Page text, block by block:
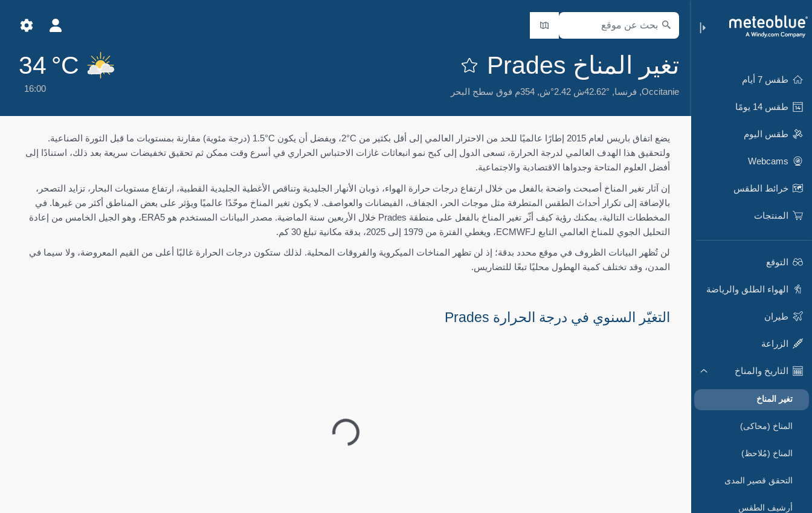
طقس 7 أيام
طقس 14 يومًا
طقس اليوم
Webcams
خرائط الطقس
المنتجات
التوقع
الهواء الطلق والرياضة
طيران
الزراعة
التاريخ والمناخ
تغير المناخ
المناخ (محاكى)
المناخ (مُلاحظ)
التحقق قصير المدى
أرشيف الطقس
تغير المناخ Prades
Occitanie
, فرنسا, 42.62°ش 2.42°ش, 354م فوق سطح البحر
34 °C
16:00
يضع اتفاق باريس لعام 2015 إطارًا عالميًا للحد من الاحترار العالمي إلى أقل بكثير من ‎2°C، ويفضل أن يكون ‎1.5°C (درجة مئوية) مقارنة بمستويات ما قبل الثورة الصناعية.
ولتحقيق هذا الهدف العالمي لدرجة الحرارة، تسعى الدول إلى كبح نمو انبعاثات غازات الاحتباس الحراري في أسرع وقت ممكن ثم تحقيق تخفيضات سريعة بعد ذلك، استنادًا إلى
أفضل العلوم المتاحة وجدواها الاقتصادية والاجتماعية.
إن آثار تغير المناخ أصبحت واضحة بالفعل من خلال ارتفاع درجات حرارة الهواء، ذوبان الأنهار الجليدية وتناقص الأغطية الجليدية القطبية، ارتفاع مستويات البحار، تزايد التصحر،
بالإضافة إلى تكرار أحداث الطقس المتطرفة مثل موجات الحر، الجفاف، الفيضانات والعواصف. لا يكون تغير المناخ موحّدًا عالميًا ويؤثر على بعض المناطق أكثر من غيرها. في
المخططات التالية، يمكنك رؤية كيف أثّر تغير المناخ بالفعل على منطقة Prades خلال الأربعين سنة الماضية. مصدر البيانات المستخدم هو ERA5، وهو الجيل الخامس من إعادة
التحليل الجوي للمناخ العالمي التابع لـECMWF، ويغطي الفترة من 1979 إلى 2025، بدقة مكانية تبلغ 30 كم.
لن تُظهر البيانات الظروف في موقع محدد بدقة؛ إذ لن تظهر المناخات الميكروية والفروقات المحلية. لذلك ستكون درجات الحرارة غالبًا أعلى من القيم المعروضة، ولا سيما في
المدن، وقد تختلف كمية الهطول محليًا تبعًا للتضاريس.
التغيّر السنوي في درجة الحرارة ‎Prades